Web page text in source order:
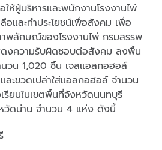
ห้ผู้บริหารและพนักงานโรงงานไพ่
อและทำประโยชน์เพื่อสังคม เพื่อ
าพลักษณ์ของโรงงานไพ่ กรมสรรพ
ดงความรับผิดชอบต่อสังคม ลงพื้น
วน 1,020 ชิ้น เจลแอลกอฮอล์
ะขวดเปล่าใส่แอลกอฮอล์ จำนวน
รียนในเขตพื้นที่จังหวัดนนทบุรี
วัดน่าน จำนวน 4 แห่ง ดังนี้